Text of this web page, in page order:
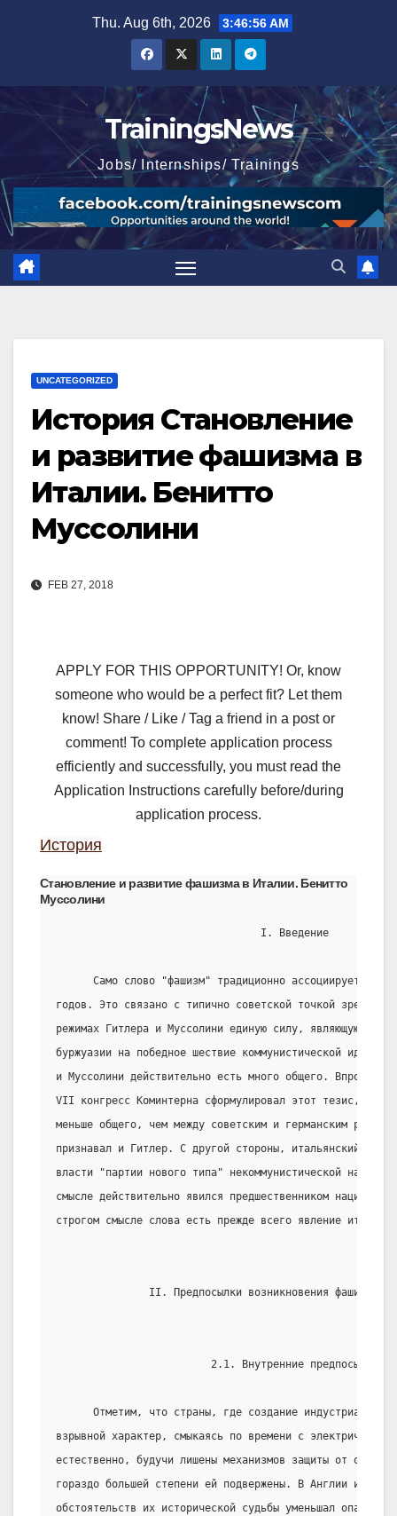
Thu. Aug 6th, 2026 3:46:57 AM
TrainingsNews
Jobs/ Internships/ Trainings
UNCATEGORIZED
История Становление
и развитие фашизма в
Италии. Бенитто
Муссолини
FEB 27, 2018
APPLY FOR THIS OPPORTUNITY! Or, know
someone who would be a perfect fit? Let them
know! Share / Like / Tag a friend in a post or
comment! To complete application process
efficiently and successfully, you must read the
Application Instructions carefully before/during
application process.
История
Становление и развитие фашизма в Италии. Бенитто
Муссолини
                                 I. Введение
Само слово "фашизм" традиционно ассоциируется с
годов. Это связано с типично советской точкой зрения,
режимах Гитлера и Муссолини единую силу, являющуюся
буржуазии на победное шествие коммунистической
и Муссолини действительно есть много общего. Впрочем,
VII конгресс Коминтерна сформулировал этот тезис,
меньше общего, чем между советским и германским
признавал и Гитлер. С другой стороны, итальянский
власти "партии нового типа" некоммунистической
смысле действительно явился предшественником нацизма.
строгом смысле слова есть прежде всего явление
II. Предпосылки возникновения фашизма в
                         2.1. Внутренние предпосылки
Отметим, что страны, где создание
взрывной характер, смыкаясь по времени с электрической
естественно, будучи лишены механизмов защиты от
гораздо большей степени ей подвержены. В Англии и
обстоятельств их исторической судьбы уменьшал опасные